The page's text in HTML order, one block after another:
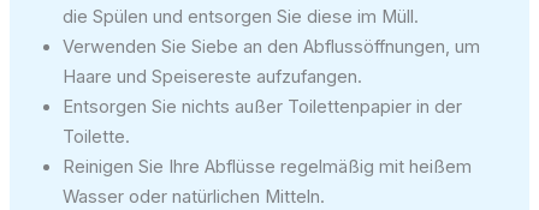
die Spülen und entsorgen Sie diese im Müll.
Verwenden Sie Siebe an den Abflussöffnungen, um
Haare und Speisereste aufzufangen.
Entsorgen Sie nichts außer Toilettenpapier in der
Toilette.
Reinigen Sie Ihre Abflüsse regelmäßig mit heißem
Wasser oder natürlichen Mitteln.